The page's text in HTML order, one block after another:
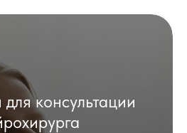
консультации